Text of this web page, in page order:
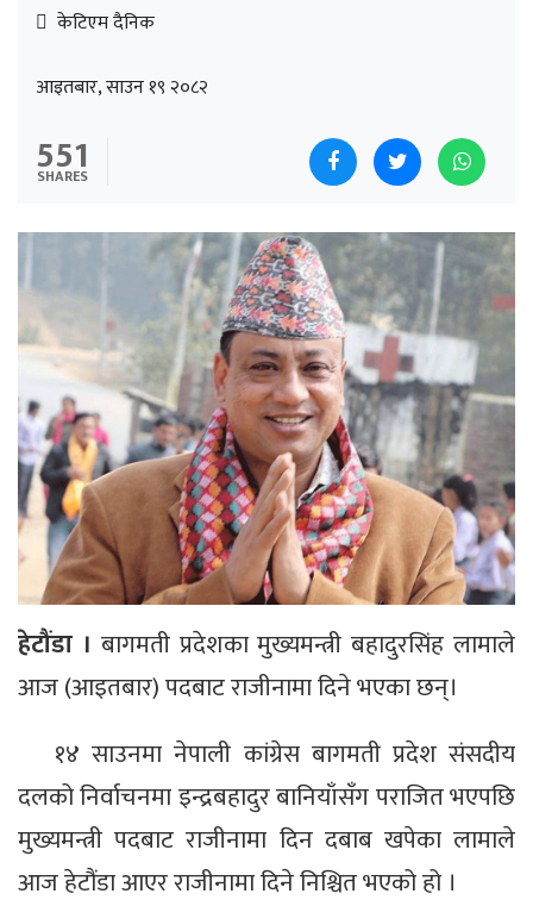
केटिएम दैनिक
आइतबार, साउन १९ २०८२
551
SHARES
हेटौंडा । बागमती प्रदेशका मुख्यमन्त्री बहादुरसिंह लामाले
आज (आइतबार) पदबाट राजीनामा दिने भएका छन्।
१४ साउनमा नेपाली कांग्रेस बागमती प्रदेश संसदीय
दलको निर्वाचनमा इन्द्रबहादुर बानियाँसँग पराजित भएपछि
मुख्यमन्त्री पदबाट राजीनामा दिन दबाब खपेका लामाले
आज हेटौंडा आएर राजीनामा दिने निश्चित भएको हो ।